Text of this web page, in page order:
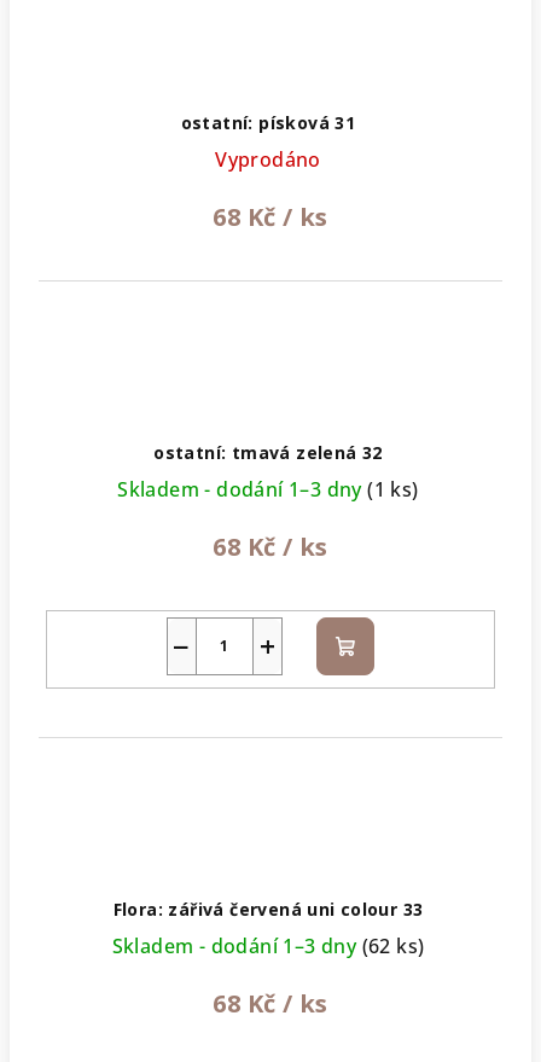
ostatní: písková 31
Vyprodáno
68 Kč / ks
ostatní: tmavá zelená 32
Skladem - dodání 1–3 dny(1 ks)
68 Kč / ks
+
− Do
košíku
Flora: zářivá červená uni colour 33
Skladem - dodání 1–3 dny(62 ks)
68 Kč / ks